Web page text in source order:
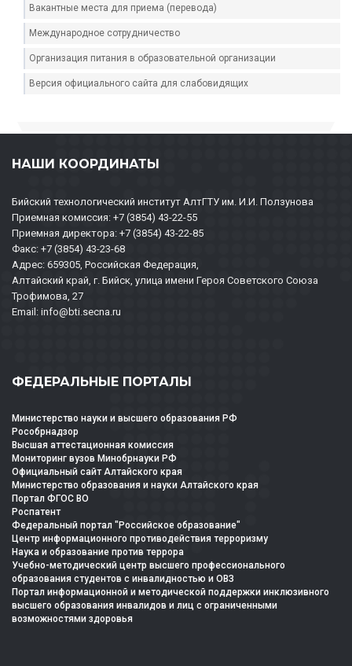
Вакантные места для приема (перевода)
Международное сотрудничество
Организация питания в образовательной организации
Версия официального сайта для слабовидящих
НАШИ КООРДИНАТЫ
Бийский технологический институт АлтГТУ им. И.И. Ползунова
Приемная комиссия: +7 (3854) 43-22-55
Приемная директора: +7 (3854) 43-22-85
Факс: +7 (3854) 43-23-68
Адрес: 659305, Российская Федерация,
Алтайский край, г. Бийск, улица имени Героя Советского Союза
Трофимова, 27
Email: info@bti.secna.ru
ФЕДЕРАЛЬНЫЕ ПОРТАЛЫ
Министерство науки и высшего образования РФ
Рособрнадзор
Высшая аттестационная комиссия
Мониторинг вузов Минобрнауки РФ
Официальный сайт Алтайского края
Министерство образования и науки Алтайского края
Портал ФГОС ВО
Роспатент
Федеральный портал "Российское образование"
Центр информационного противодействия терроризму
Наука и образование против террора
Учебно-методический центр высшего профессионального
образования студентов с инвалидностью и ОВЗ
Портал информационной и методической поддержки инклюзивного
высшего образования инвалидов и лиц с ограниченными
возможностями здоровья